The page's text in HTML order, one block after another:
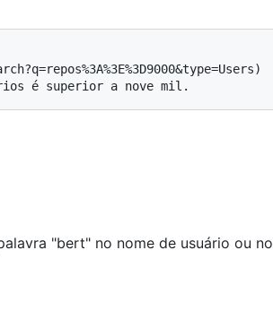
"bert" no nome de usuário ou no